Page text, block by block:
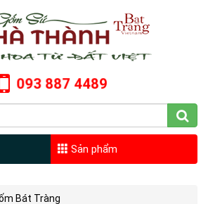
093 887 4489
Sản phẩm
Bát Tràng